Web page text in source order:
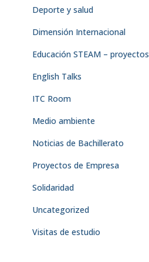
Deporte y salud
Dimensión Internacional
Educación STEAM – proyectos
English Talks
ITC Room
Medio ambiente
Noticias de Bachillerato
Proyectos de Empresa
Solidaridad
Uncategorized
Visitas de estudio